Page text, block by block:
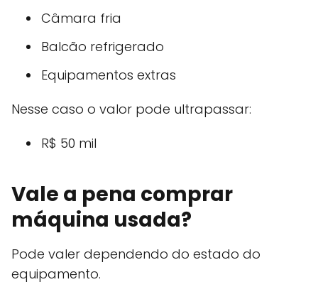
Câmara fria
Balcão refrigerado
Equipamentos extras
Nesse caso o valor pode ultrapassar:
R$ 50 mil
Vale a pena comprar
máquina usada?
Pode valer dependendo do estado do
equipamento.